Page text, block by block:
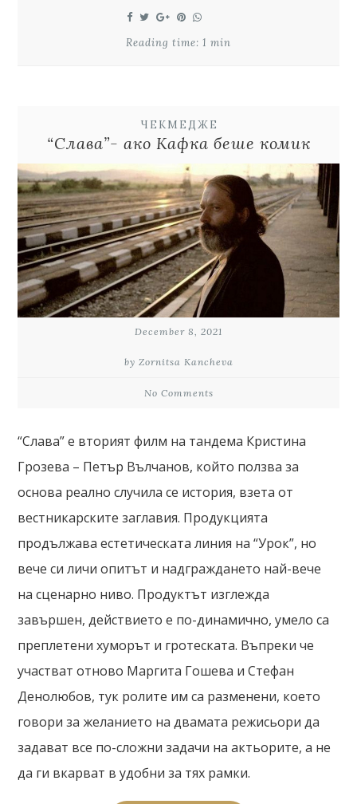
Reading time: 1 min
ЧЕКМЕДЖЕ
“Слава”- ако Кафка беше комик
December 8, 2021
by Zornitsa Kancheva
No Comments
“Слава” е вторият филм на тандема Кристина
Грозева – Петър Вълчанов, който ползва за
основа реално случила се история, взета от
вестникарските заглавия. Продукцията
продължава естетическата линия на “Урок”, но
вече си личи опитът и надграждането най-вече
на сценарно ниво. Продуктът изглежда
завършен, действието е по-динамично, умело са
преплетени хуморът и гротеската. Въпреки че
участват отново Маргита Гошева и Стефан
Денолюбов, тук ролите им са разменени, което
говори за желанието на двамата режисьори да
задават все по-сложни задачи на актьорите, а не
да ги вкарват в удобни за тях рамки.